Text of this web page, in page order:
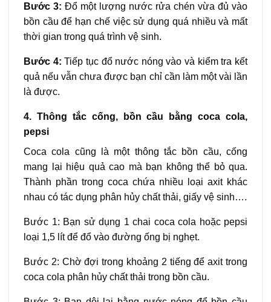
Bước 3: Đổ một lượng nước rửa chén vừa đủ vào
bồn cầu để hạn chế việc sử dụng quá nhiều và mất
thời gian trong quá trình vệ sinh.
Bước 4: Tiếp tục đổ nước nóng vào và kiểm tra kết
quả nếu vẫn chưa được bạn chỉ cần làm một vài lần
là được.
4. Thông tắc cống, bồn cầu bằng coca cola,
pepsi
Coca cola cũng là một thông tắc bồn cầu, cống
mang lại hiệu quả cao mà bạn không thể bỏ qua.
Thành phần trong coca chứa nhiều loại axit khác
nhau có tác dụng phân hủy chất thải, giấy vệ sinh….
Bước 1: Bạn sử dụng 1 chai coca cola hoặc pepsi
loại 1,5 lít để đổ vào đường ống bị nghẹt.
Bước 2: Chờ đợi trong khoảng 2 tiếng để axit trong
coca cola phân hủy chất thải trong bồn cầu.